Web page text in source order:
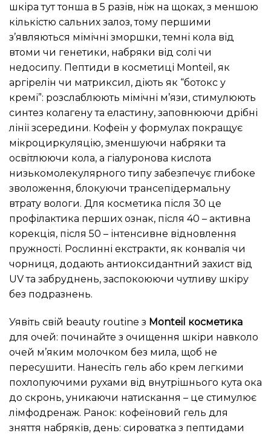
шкіра тут тонша в 5 разів, ніж на щоках, з меншою
кількістю сальних залоз, тому першими
з’являються мімічні зморшки, темні кола від
втоми чи генетики, набряки від солі чи
недосипу. Пептиди в косметиці Monteil, як
аргірелін чи матриксил, діють як “ботокс у
кремі”: розслаблюють мімічні м’язи, стимулюють
синтез колагену та еластину, заповнюючи дрібні
лінії зсередини. Кофеїн у формулах покращує
мікроциркуляцію, зменшуючи набряки та
освітлюючи кола, а гіалуронова кислота
низькомолекулярного типу забезпечує глибоке
зволоження, блокуючи трансепідермальну
втрату вологи. Для косметика після 30 це
профілактика перших ознак, після 40 – активна
корекція, після 50 – інтенсивне відновлення
пружності. Рослинні екстракти, як конвалія чи
чорниця, додають антиоксидантний захист від
UV та забруднень, заспокоюючи чутливу шкіру
без подразнень.
Уявіть свій beauty routine з Monteil косметика
для очей: починайте з очищення шкіри навколо
очей м’яким молочком без мила, щоб не
пересушити. Нанесіть гель або крем легкими
похлопуючими рухами від внутрішнього кута ока
до скронь, уникаючи натискання – це стимулює
лімфодренаж. Ранок: кофеїновий гель для
зняття набряків, день: сироватка з пептидами